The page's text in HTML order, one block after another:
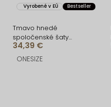
Vyrobené v EÚ Bestseller
Tmavo hnedé
spoločenské šaty
FIAMMAR na jedno
rameno
34,39 €
ONESIZE